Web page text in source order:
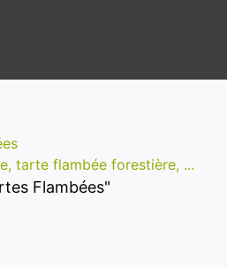
tarte flambée forestière, ...
Flambées"